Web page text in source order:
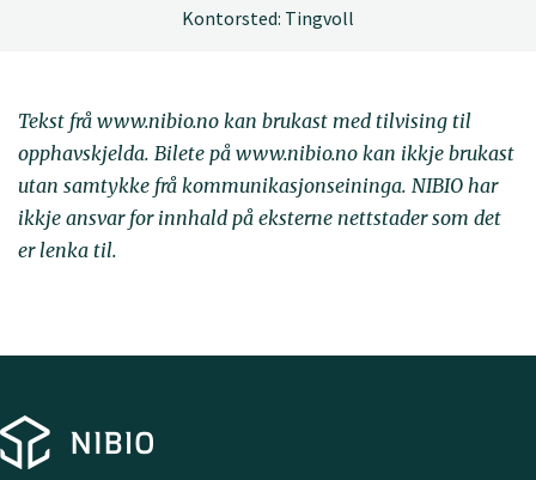
Kontorsted: Tingvoll
Tekst frå www.nibio.no kan brukast med tilvising til
opphavskjelda. Bilete på www.nibio.no kan ikkje brukast
utan samtykke frå kommunikasjonseininga. NIBIO har
ikkje ansvar for innhald på eksterne nettstader som det
er lenka til.